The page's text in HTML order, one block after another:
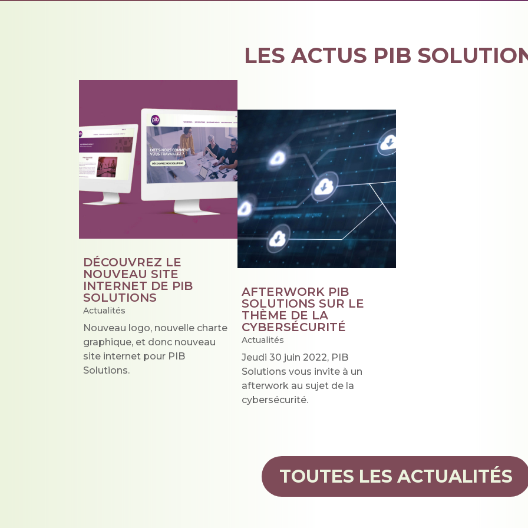
LES ACTUS PIB
DÉCOUVREZ LE
NOUVEAU SITE
INTERNET DE PIB
SOLUTIONS
Actualités
Nouveau logo, nouvelle charte
graphique, et donc nouveau
site internet pour PIB
Solutions.
AFTERWORK PIB
SOLUTIONS SUR LE
THÈME DE LA
CYBERSÉCURITÉ
Actualités
Jeudi 30 juin 2022, PIB
Solutions vous invite à un
afterwork au sujet de la
cybersécurité.
TOUTES LES ACTUALITÉS